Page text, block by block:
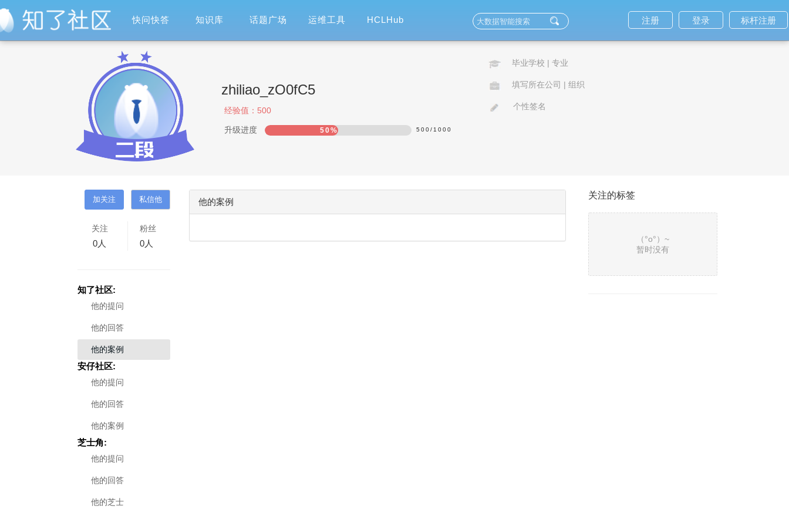
快问快答 知识库 话题广场 运维工具 HCLHub 标杆注册
登录
注册
zhiliao_zO0fC5
经验值： 500
升级进度 50% 500/ 1000
毕业学校 | 专业
填写所在公司 | 组织
个性签名
关注
0人
粉丝
0人
知了社区:
他的提问
他的回答
他的案例
安仔社区:
他的提问
他的回答
他的案例
芝士角:
他的提问
他的回答
他的芝士
他的案例
关注的标签
（°ο°）~
暂时没有